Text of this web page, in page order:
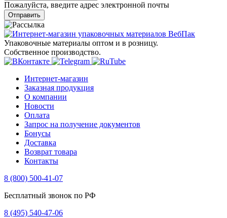
Пожалуйста, введите адрес электронной почты
Отправить
Упаковочные материалы оптом и в розницу.
Собственное производство.
Интернет-магазин
Заказная продукция
О компании
Новости
Оплата
Запрос на получение документов
Бонусы
Доставка
Возврат товара
Контакты
8 (800) 500-41-07
Бесплатный звонок по РФ
8 (495) 540-47-06